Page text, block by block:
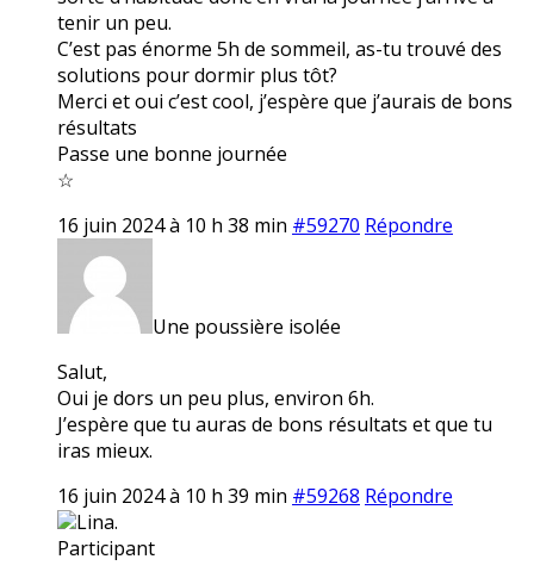
tenir un peu.
C’est pas énorme 5h de sommeil, as-tu trouvé des
solutions pour dormir plus tôt?
Merci et oui c’est cool, j’espère que j’aurais de bons
résultats
Passe une bonne journée
☆
16 juin 2024 à 10 h 38 min #59270 Répondre
Une poussière isolée
Salut,
Oui je dors un peu plus, environ 6h.
J’espère que tu auras de bons résultats et que tu
iras mieux.
16 juin 2024 à 10 h 39 min #59268 Répondre
Lina.
Participant